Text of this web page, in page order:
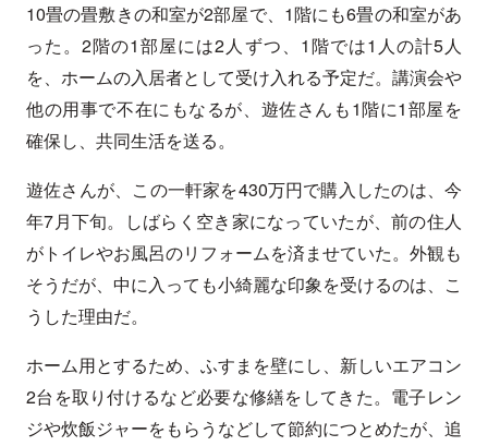
10畳の畳敷きの和室が2部屋で、1階にも6畳の和室があ
った。2階の1部屋には2人ずつ、1階では1人の計5人
を、ホームの入居者として受け入れる予定だ。講演会や
他の用事で不在にもなるが、遊佐さんも1階に1部屋を
確保し、共同生活を送る。
遊佐さんが、この一軒家を430万円で購入したのは、今
年7月下旬。しばらく空き家になっていたが、前の住人
がトイレやお風呂のリフォームを済ませていた。外観も
そうだが、中に入っても小綺麗な印象を受けるのは、こ
うした理由だ。
ホーム用とするため、ふすまを壁にし、新しいエアコン
2台を取り付けるなど必要な修繕をしてきた。電子レン
ジや炊飯ジャーをもらうなどして節約につとめたが、追